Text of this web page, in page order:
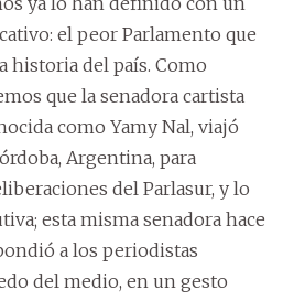
el peor Parlamento que
historia del país. Como
que la senadora cartista
como Yamy Nal, viajó
Argentina, para
del Parlasur, y lo
esta misma senadora hace
a los periodistas
del medio, en un gesto